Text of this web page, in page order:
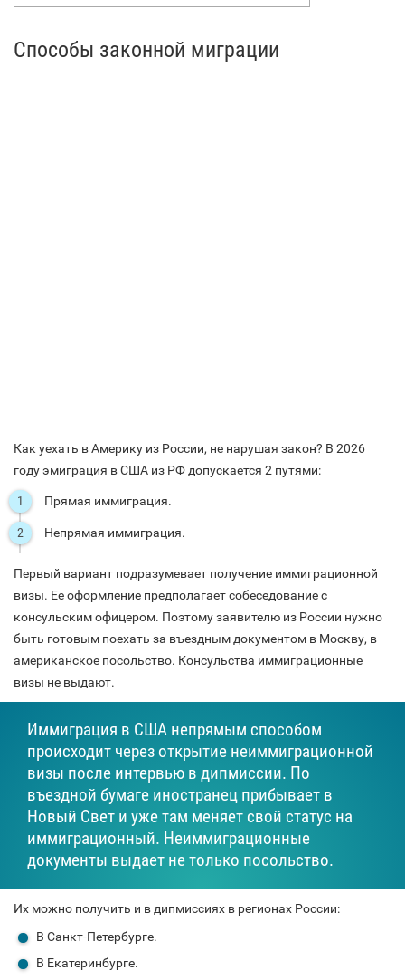
Способы законной миграции
Как уехать в Америку из России, не нарушая закон? В 2026
году эмиграция в США из РФ допускается 2 путями:
Прямая иммиграция.
Непрямая иммиграция.
Первый вариант подразумевает получение иммиграционной
визы. Ее оформление предполагает собеседование с
консульским офицером. Поэтому заявителю из России нужно
быть готовым поехать за въездным документом в Москву, в
американское посольство. Консульства иммиграционные
визы не выдают.
Иммиграция в США непрямым способом
происходит через открытие неиммиграционной
визы после интервью в дипмиссии. По
въездной бумаге иностранец прибывает в
Новый Свет и уже там меняет свой статус на
иммиграционный. Неиммиграционные
документы выдает не только посольство.
Их можно получить и в дипмиссиях в регионах России:
В Санкт-Петербурге.
В Екатеринбурге.